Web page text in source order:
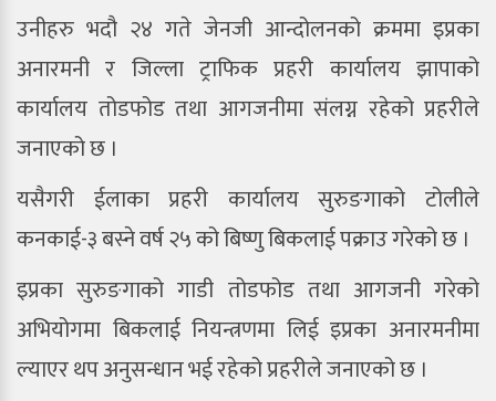
उनीहरु भदौ २४ गते जेनजी आन्दोलनको क्रममा इप्रका
अनारमनी र जिल्ला ट्राफिक प्रहरी कार्यालय झापाको
कार्यालय तोडफोड तथा आगजनीमा संलग्न रहेको प्रहरीले
जनाएको छ ।
यसैगरी ईलाका प्रहरी कार्यालय सुरुङगाको टोलीले
कनकाई-३ बस्ने वर्ष २५ को बिष्णु बिकलाई पक्राउ गरेको छ ।
इप्रका सुरुङगाको गाडी तोडफोड तथा आगजनी गरेको
अभियोगमा बिकलाई नियन्त्रणमा लिई इप्रका अनारमनीमा
ल्याएर थप अनुसन्धान भई रहेको प्रहरीले जनाएको छ ।